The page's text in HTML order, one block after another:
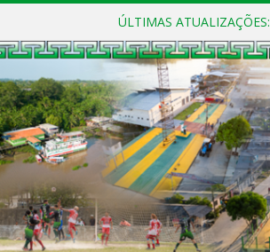
ÚLTIMAS ATUALIZAÇÕES: